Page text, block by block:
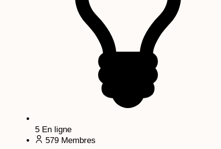
5 En ligne
579 Membres